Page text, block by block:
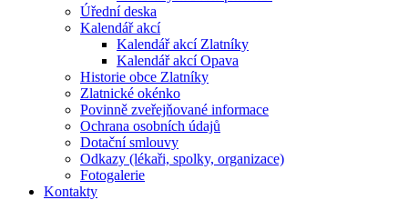
Úřední deska
Kalendář akcí
Kalendář akcí Zlatníky
Kalendář akcí Opava
Historie obce Zlatníky
Zlatnické okénko
Povinně zveřejňované informace
Ochrana osobních údajů
Dotační smlouvy
Odkazy (lékaři, spolky, organizace)
Fotogalerie
Kontakty